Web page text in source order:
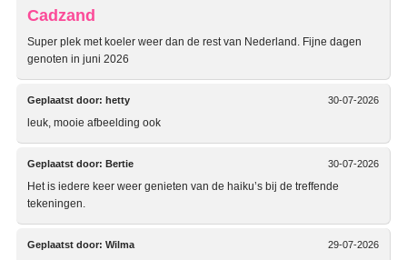
Cadzand
Super plek met koeler weer dan de rest van Nederland. Fijne dagen
genoten in juni 2026
30-07-2026
Geplaatst door: hetty
leuk, mooie afbeelding ook
30-07-2026
Geplaatst door: Bertie
Het is iedere keer weer genieten van de haiku’s bij de treffende
tekeningen.
29-07-2026
Geplaatst door: Wilma